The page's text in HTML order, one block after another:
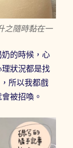
之隨時黏在一
的時候，心
狀況都是找
所以我都戲
被招喚。